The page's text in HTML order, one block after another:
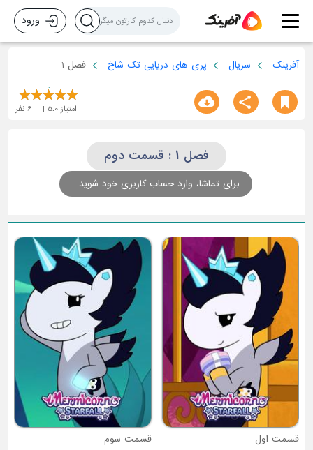
ورود
آفرینک سریال پری های دریایی تک شاخ فصل 1
امتیاز 5.0
6 نفر
فصل 1 : قسمت دوم
برای تماشا، وارد حساب کاربری خود شوید
قسمت سوم
قسمت چهارم